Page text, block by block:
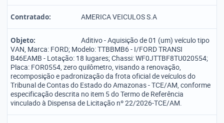
Contratado: AMERICA VEICULOS S.A
Objeto:
Aditivo - Aquisição de 01 (um) veículo tipo
VAN, Marca: FORD; Modelo: TTBBMB6 - I/FORD TRANSI
B46EAMB - Lotação: 18 lugares; Chassi: WF0JTTBF8TU020554;
Placa: FOR0554, zero quilômetro, visando a renovação,
recomposição e padronização da frota oficial de veículos do
Tribunal de Contas do Estado do Amazonas - TCE/AM, conforme
especificação descrita no item 5 do Termo de Referência
vinculado à Dispensa de Licitação nº 22/2026-TCE/AM.